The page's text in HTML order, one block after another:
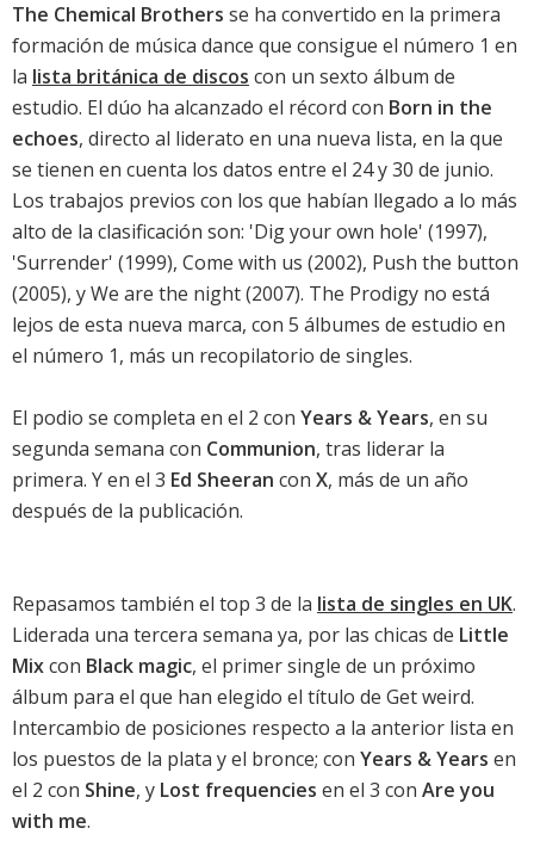
The Chemical Brothers se ha convertido en la primera
formación de música dance que consigue el número 1 en
la lista británica de discos con un sexto álbum de
estudio. El dúo ha alcanzado el récord con Born in the
echoes, directo al liderato en una nueva lista, en la que
se tienen en cuenta los datos entre el 24 y 30 de junio.
Los trabajos previos con los que habían llegado a lo más
alto de la clasificación son: 'Dig your own hole' (1997),
'Surrender' (1999), Come with us (2002), Push the button
(2005), yWe are the night(2007). The Prodigy no está
lejos de esta nueva marca, con 5 álbumes de estudio en
el número 1, más un recopilatorio de singles.
El podio se completa en el 2 con Years & Years, en su
segunda semana con Communion, tras liderar la
primera. Y en el 3 Ed Sheeran con X, más de un año
después de la publicación.
Repasamos también el top 3 de la lista de singles en UK.
Liderada una tercera semana ya, por las chicas de Little
Mixcon Black magic, el primer single de un próximo
álbum para el que han elegido el título de Get weird.
Intercambio de posiciones respecto a la anterior lista en
los puestos de la plata y el bronce; con Years & Years en
el 2 con Shine, y Lost frequencies en el 3 con Are you
with me.